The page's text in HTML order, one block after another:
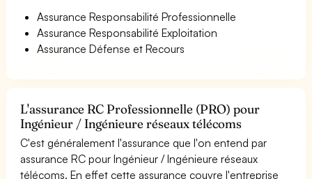
Assurance Responsabilité Professionnelle
Assurance Responsabilité Exploitation
Assurance Défense et Recours
L'assurance RC Professionnelle (PRO) pour
Ingénieur / Ingénieure réseaux télécoms
C'est généralement l'assurance que l'on entend par
assurance RC pour Ingénieur / Ingénieure réseaux
télécoms. En effet cette assurance couvre l'entreprise